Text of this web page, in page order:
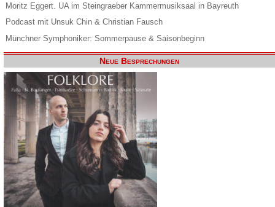
Moritz Eggert. UA im Steingraeber Kammermusiksaal in Bayreuth
Podcast mit Unsuk Chin & Christian Fausch
Münchner Symphoniker: Sommerpause & Saisonbeginn
Neue Besprechungen